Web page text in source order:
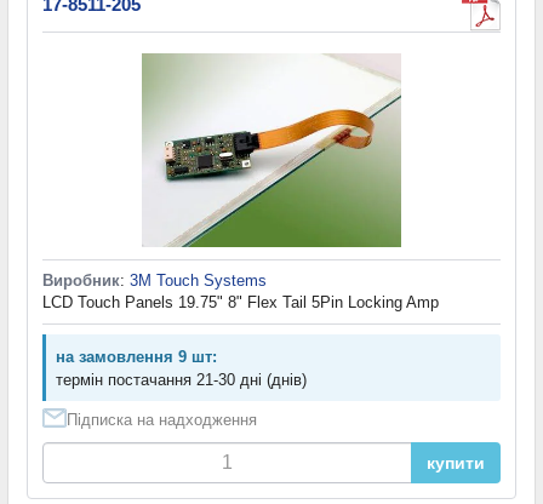
Виробник: 3M Touch Systems
LCD Touch Panels 19.75" 8" Flex Tail 5Pin Locking Amp
на замовлення 9 шт:
термін постачання 21-30 дні (днів)
Підписка на надходження
купити